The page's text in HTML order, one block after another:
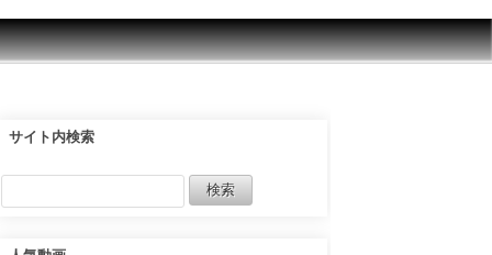
サイト内検索